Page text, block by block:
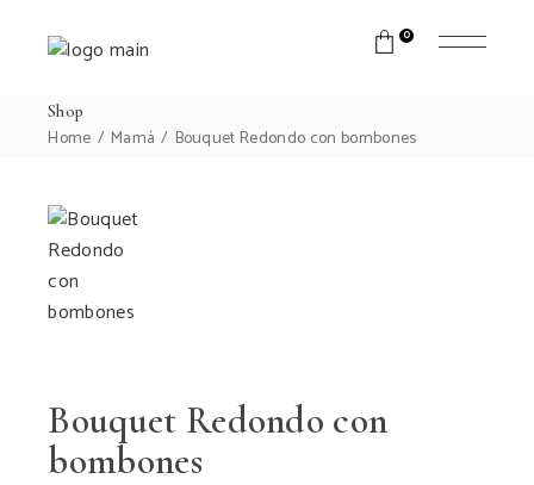
0
Shop
Home Mamá Bouquet Redondo con bombones
Bouquet Redondo con
bombones